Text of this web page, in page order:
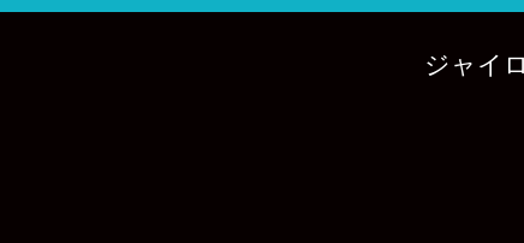
内
ジャイ